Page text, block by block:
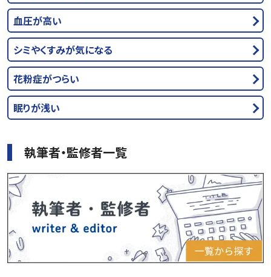
血圧が高い
シミやくすみが気になる
花粉症がつらい
眠りが浅い
執筆者・監修者一覧